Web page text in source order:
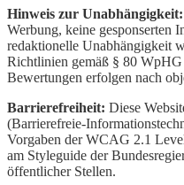
Hinweis zur Unabhängigkeit:
Werbung, keine gesponserten
redaktionelle Unabhängigkeit
Richtlinien gemäß § 80
Bewertungen erfolgen nach
Barrierefreiheit: Diese
(Barrierefreie-
Vorgaben der WCAG 2.1
am Styleguide der
öffentlicher Stellen.